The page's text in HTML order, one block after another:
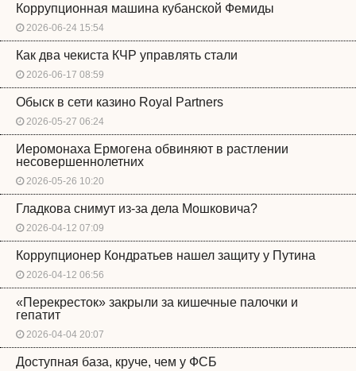
Коррупционная машина кубанской Фемиды
2026-06-24 15:54
Как два чекиста КЧР управлять стали
2026-06-17 08:59
Обыск в сети казино Royal Partners
2026-05-27 06:24
Иеромонаха Ермогена обвиняют в растлении
несовершеннолетних
2026-05-26 10:20
Гладкова снимут из-за дела Мошковича?
2026-04-12 07:09
Коррупционер Кондратьев нашел защиту у Путина
2026-04-12 06:56
«Перекресток» закрыли за кишечные палочки и
гепатит
2026-04-04 20:07
Доступная база, круче, чем у ФСБ